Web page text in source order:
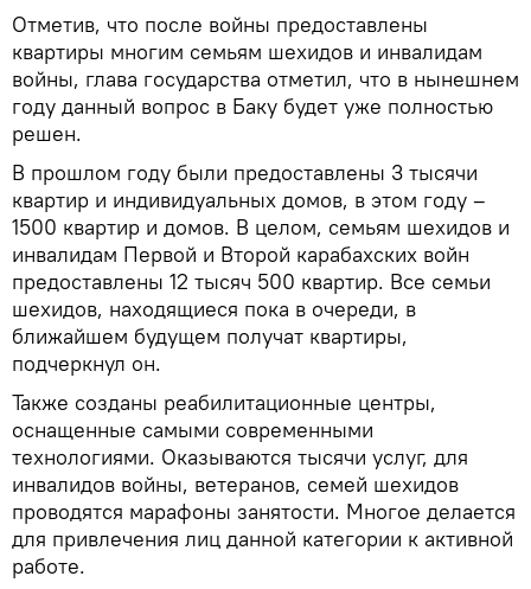
Отметив, что после войны предоставлены
квартиры многим семьям шехидов и инвалидам
войны, глава государства отметил, что в нынешнем
году данный вопрос в Баку будет уже полностью
решен.
В прошлом году были предоставлены 3 тысячи
квартир и индивидуальных домов, в этом году –
1500 квартир и домов. В целом, семьям шехидов и
инвалидам Первой и Второй карабахских войн
предоставлены 12 тысяч 500 квартир. Все семьи
шехидов, находящиеся пока в очереди, в
ближайшем будущем получат квартиры,
подчеркнул он.
Также созданы реабилитационные центры,
оснащенные самыми современными
технологиями. Оказываются тысячи услуг, для
инвалидов войны, ветеранов, семей шехидов
проводятся марафоны занятости. Многое делается
для привлечения лиц данной категории к активной
работе.